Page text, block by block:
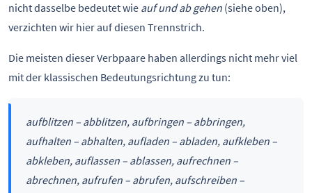
nicht dasselbe bedeutet wie auf und ab gehen (siehe oben),
verzichten wir hier auf diesen Trennstrich.
Die meisten dieser Verbpaare haben allerdings nicht mehr viel
mit der klassischen Bedeutungsrichtung zu tun:
aufblitzen – abblitzen, aufbringen – abbringen,
aufhalten – abhalten, aufladen – abladen, aufkleben –
abkleben, auflassen – ablassen, aufrechnen –
abrechnen, aufrufen – abrufen, aufschreiben –